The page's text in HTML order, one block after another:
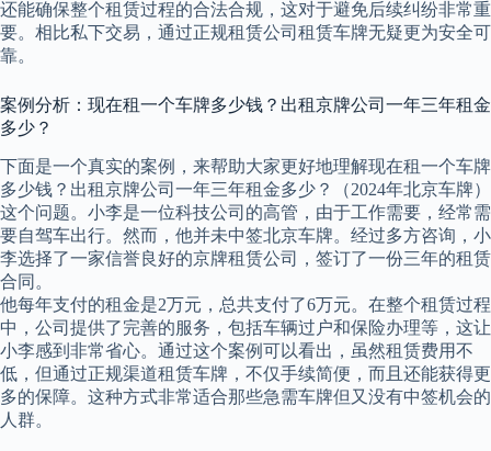
还能确保整个租赁过程的合法合规，这对于避免后续纠纷非常重
要。相比私下交易，通过正规租赁公司租赁车牌无疑更为安全可
靠。
案例分析：现在租一个车牌多少钱？出租京牌公司一年三年租金
多少？
下面是一个真实的案例，来帮助大家更好地理解现在租一个车牌
多少钱？出租京牌公司一年三年租金多少？（2024年北京车牌）
这个问题。小李是一位科技公司的高管，由于工作需要，经常需
要自驾车出行。然而，他并未中签北京车牌。经过多方咨询，小
李选择了一家信誉良好的京牌租赁公司，签订了一份三年的租赁
合同。
他每年支付的租金是2万元，总共支付了6万元。在整个租赁过程
中，公司提供了完善的服务，包括车辆过户和保险办理等，这让
小李感到非常省心。通过这个案例可以看出，虽然租赁费用不
低，但通过正规渠道租赁车牌，不仅手续简便，而且还能获得更
多的保障。这种方式非常适合那些急需车牌但又没有中签机会的
人群。